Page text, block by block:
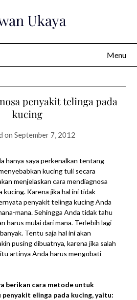
Ukaya
Menu
penyakit telinga pada
kucing
on September 7, 2012
hanya saya perkenalkan tentang
kucing tuli secara
menjelaskan cara mendiagnosa
kucing. Karena jika hal ini tidak
penyakit telinga kucing Anda
mana. Sehingga Anda tidak tahu
harus mulai dari mana. Terlebih lagi
Tentu saja hal ini akan
pusing dibuatnya, karena jika salah
artinya Anda harus mengobati
berikan cara metode untuk
elinga pada kucing, yaitu: